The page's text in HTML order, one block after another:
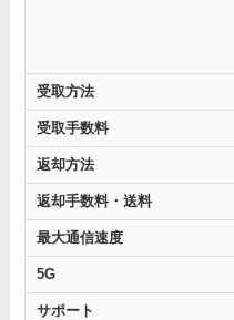
受取方法
受取手数料
返却方法
返却手数料・送料
最大通信速度
5G
サポート